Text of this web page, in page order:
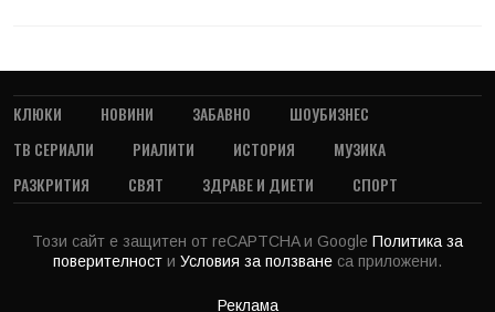
КЛЮКИ НОВИНИ ЗАБАВНО
ШОУБИЗНЕС
ТВ СЕРИАЛИ
РИАЛИТИ ИСТОРИЯ
МУЗИКА
РАЗКРИТИЯ
СВЯТ ЗДРАВЕ И ДИЕТИ СПОРТ
Този сайт е защитен от reCAPTCHA и Google Политика за
поверителност и Условия за ползване са приложени.
Реклама